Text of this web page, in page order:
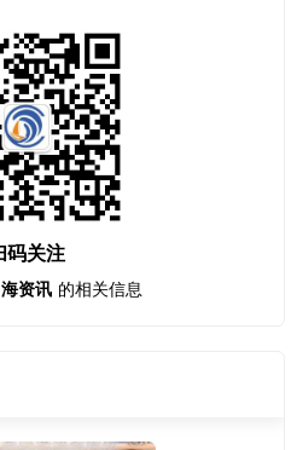
码关注
资讯 的相关信息